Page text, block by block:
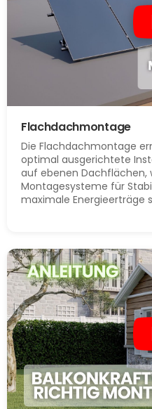
Flachdachmontage
Die Flachdachmontage
optimal ausgerichtete
auf ebenen Dachflächen,
Montagesysteme für
maximale Energieerträge